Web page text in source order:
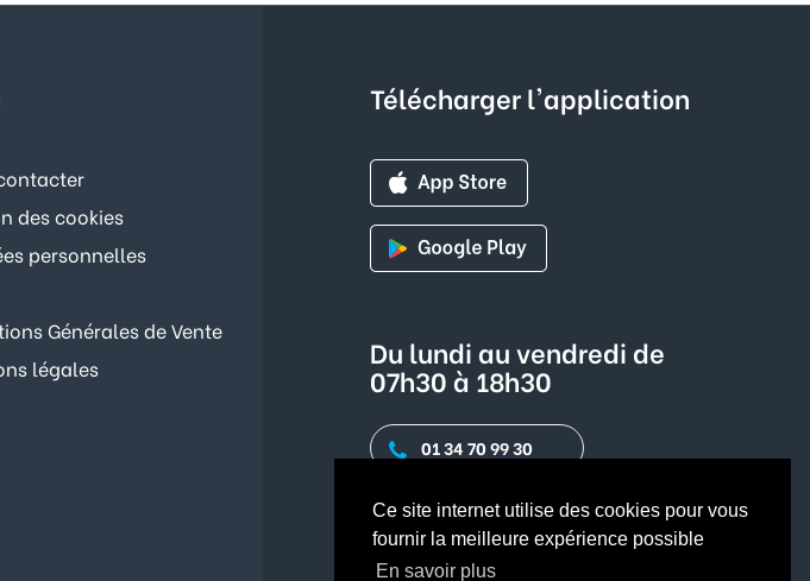
Ce site internet utilise des cookies pour vous
fournir la meilleure expérience possible
En savoir plus
des cookies
personnelles
Générales de Vente
légales
Télécharger l'application
Du lundi au vendredi de
07h30 à 18h30
01 34 70 99 30
Contact par mail